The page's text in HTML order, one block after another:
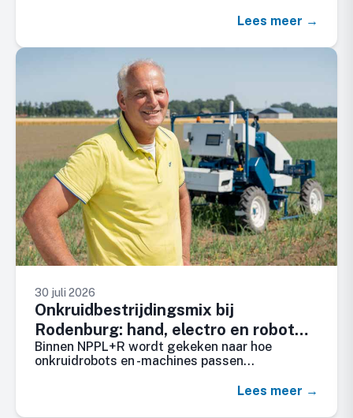
Lees meer →
30 juli 2026
Onkruidbestrijdingsmix bij
Rodenburg: hand, electro en robot
wieden
Binnen NPPL+R wordt gekeken naar hoe
onkruidrobots en -machines passen…
Lees meer →